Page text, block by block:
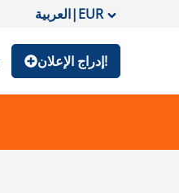
العربية|EUR
إدراج الإعلان!